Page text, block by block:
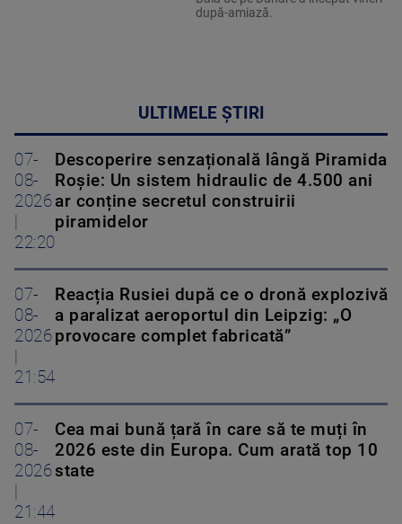
după-amiază.
ULTIMELE ȘTIRI
07-
08-
2026
22:20
Descoperire senzațională lângă Piramida
Roșie: Un sistem hidraulic de 4.500 ani
ar conține secretul construirii
piramidelor
07-
08-
2026
21:54
Reacția Rusiei după ce o dronă explozivă
a paralizat aeroportul din Leipzig: „O
provocare complet fabricată”
07-
08-
2026
21:44
Cea mai bună țară în care să te muți în
2026 este din Europa. Cum arată top 10
state